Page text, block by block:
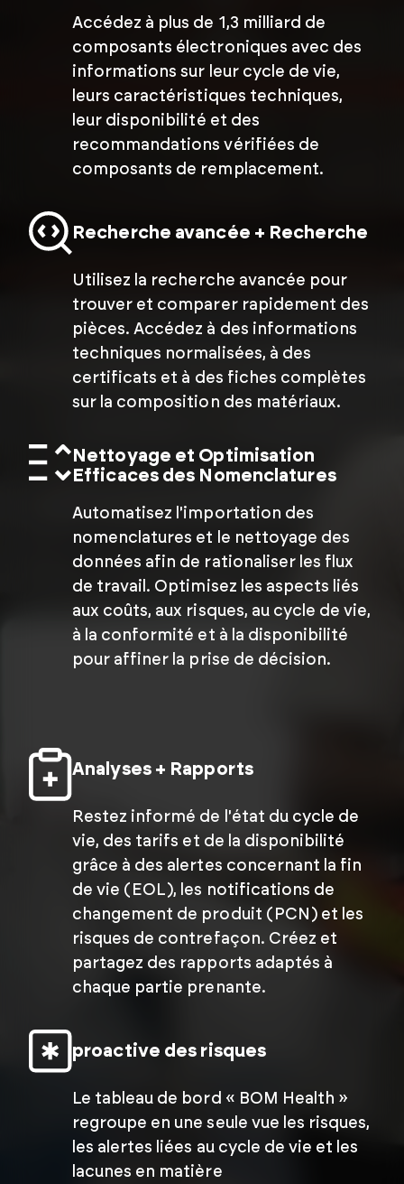
Accédez à plus de 1,3 milliard de
composants électroniques avec des
informations sur leur cycle de vie,
leurs caractéristiques techniques,
leur disponibilité et des
recommandations vérifiées de
composants de remplacement.
Recherche avancée + Recherche
Utilisez la recherche avancée pour
trouver et comparer rapidement des
pièces. Accédez à des informations
techniques normalisées, à des
certificats et à des fiches complètes
sur la composition des matériaux.
Nettoyage et Optimisation
Efficaces des Nomenclatures
Automatisez l'importation des
nomenclatures et le nettoyage des
données afin de rationaliser les flux
de travail. Optimisez les aspects liés
aux coûts, aux risques, au cycle de vie,
à la conformité et à la disponibilité
pour affiner la prise de décision.
Analyses + Rapports
Restez informé de l'état du cycle de
vie, des tarifs et de la disponibilité
grâce à des alertes concernant la fin
de vie (EOL), les notifications de
changement de produit (PCN) et les
risques de contrefaçon. Créez et
partagez des rapports adaptés à
chaque partie prenante.
proactive des risques
Le tableau de bord « BOM Health »
regroupe en une seule vue les risques,
les alertes liées au cycle de vie et les
lacunes en matière